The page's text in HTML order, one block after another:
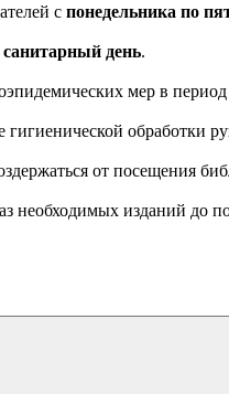
с понедельника по
санитарный день.
мер в
гигиенической обработки
от посещения
необходимых изданий до